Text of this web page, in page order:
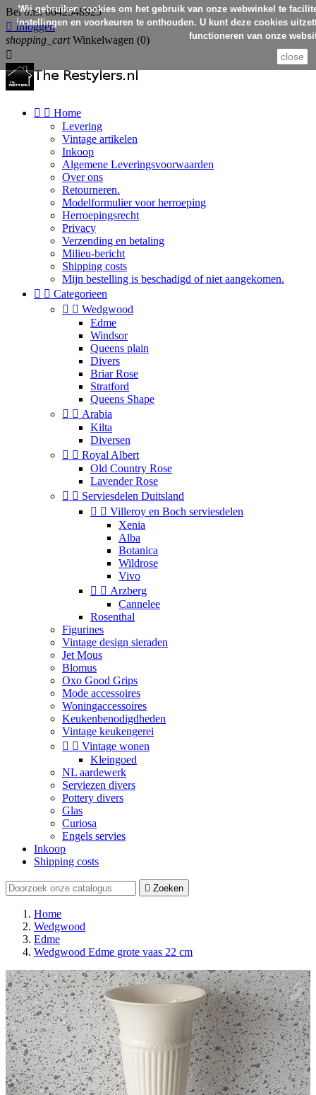
Bel ons:0642548925
 Inloggen
shopping_cart Winkelwagen (0)

  Home
Levering
Vintage artikelen
Inkoop
Algemene Leveringsvoorwaarden
Over ons
Retourneren.
Modelformulier voor herroeping
Herroepingsrecht
Privacy
Verzending en betaling
Milieu-bericht
Shipping costs
Mijn bestelling is beschadigd of niet aangekomen.
  Categorieen
  Wedgwood
Edme
Windsor
Queens plain
Divers
Briar Rose
Stratford
Queens Shape
  Arabia
Kilta
Diversen
  Royal Albert
Old Country Rose
Lavender Rose
  Serviesdelen Duitsland
  Villeroy en Boch serviesdelen
Xenia
Alba
Botanica
Wildrose
Vivo
  Arzberg
Cannelee
Rosenthal
Figurines
Vintage design sieraden
Jet Mous
Blomus
Oxo Good Grips
Mode accessoires
Woningaccessoires
Keukenbenodigdheden
Vintage keukengerei
  Vintage wonen
Kleingoed
NL aardewerk
Serviezen divers
Pottery divers
Glas
Curiosa
Engels servies
Inkoop
Shipping costs
 Zoeken
Home
Wedgwood
Edme
Wedgwood Edme grote vaas 22 cm
Wij gebruiken cookies om het gebruik van onze webwinkel te
instellingen en voorkeuren te onthouden. U kunt deze cookies
functioneren van onze
close